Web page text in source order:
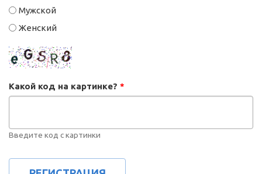
Мужской
Женский
Какой код на картинке? *
Введите код с картинки